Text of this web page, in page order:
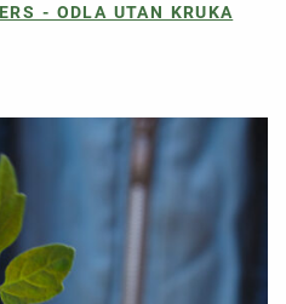
- ODLA UTAN KRUKA